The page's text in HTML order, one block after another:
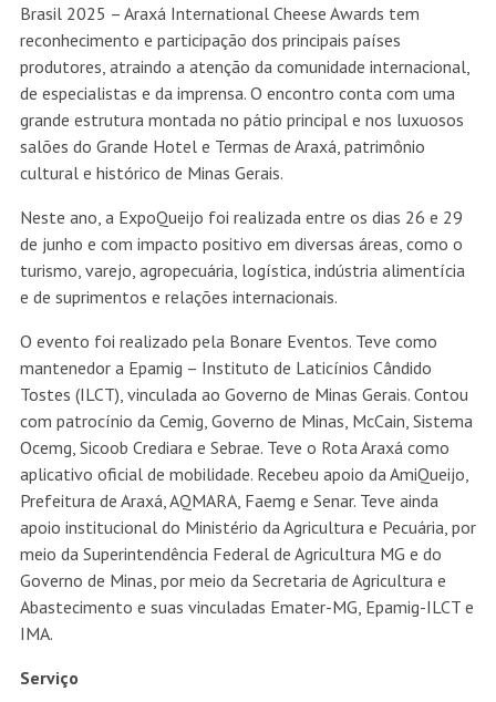
Brasil 2025 – Araxá International Cheese Awards tem
reconhecimento e participação dos principais países
produtores, atraindo a atenção da comunidade internacional,
de especialistas e da imprensa. O encontro conta com uma
grande estrutura montada no pátio principal e nos luxuosos
salões do Grande Hotel e Termas de Araxá, patrimônio
cultural e histórico de Minas Gerais.
Neste ano, a ExpoQueijo foi realizada entre os dias 26 e 29
de junho e com impacto positivo em diversas áreas, como o
turismo, varejo, agropecuária, logística, indústria alimentícia
e de suprimentos e relações internacionais.
O evento foi realizado pela Bonare Eventos. Teve como
mantenedor a Epamig – Instituto de Laticínios Cândido
Tostes (ILCT), vinculada ao Governo de Minas Gerais. Contou
com patrocínio da Cemig, Governo de Minas, McCain, Sistema
Ocemg, Sicoob Crediara e Sebrae. Teve o Rota Araxá como
aplicativo oficial de mobilidade. Recebeu apoio da AmiQueijo,
Prefeitura de Araxá, AQMARA, Faemg e Senar. Teve ainda
apoio institucional do Ministério da Agricultura e Pecuária, por
meio da Superintendência Federal de Agricultura MG e do
Governo de Minas, por meio da Secretaria de Agricultura e
Abastecimento e suas vinculadas Emater-MG, Epamig-ILCT e
IMA.
Serviço